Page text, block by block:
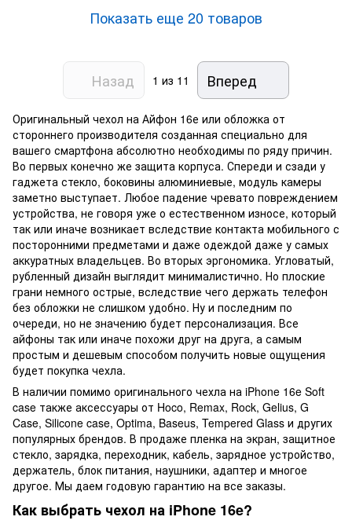
Показать еще 20 товаров
Назад 1 из 11 Вперед
Оригинальный чехол на Айфон 16е или обложка от
стороннего производителя созданная специально для
вашего смартфона абсолютно необходимы по ряду причин.
Во первых конечно же защита корпуса. Спереди и сзади у
гаджета стекло, боковины алюминиевые, модуль камеры
заметно выступает. Любое падение чревато повреждением
устройства, не говоря уже о естественном износе, который
так или иначе возникает вследствие контакта мобильного с
посторонними предметами и даже одеждой даже у самых
аккуратных владельцев. Во вторых эргономика. Угловатый,
рубленный дизайн выглядит минималистично. Но плоские
грани немного острые, вследствие чего держать телефон
без обложки не слишком удобно. Ну и последним по
очереди, но не значению будет персонализация. Все
айфоны так или иначе похожи друг на друга, а самым
простым и дешевым способом получить новые ощущения
будет покупка чехла.
В наличии помимо оригинального чехла на iPhone 16e Soft
case также аксессуары от Hoco, Remax, Rock, Gelius, G
Case, Silicone case, Optima, Baseus, Tempered Glass и других
популярных брендов. В продаже пленка на экран, защитное
стекло, зарядка, переходник, кабель, зарядное устройство,
держатель, блок питания, наушники, адаптер и многое
другое. Мы даем годовую гарантию на все заказы.
Как выбрать чехол на iPhone 16e?